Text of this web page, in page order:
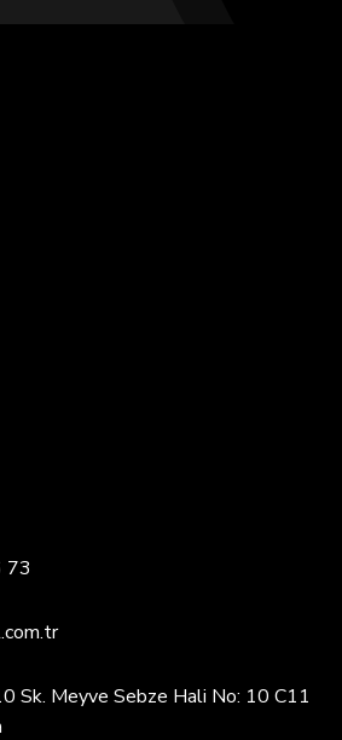
73
Sk. Meyve Sebze Hali No: 10 C11